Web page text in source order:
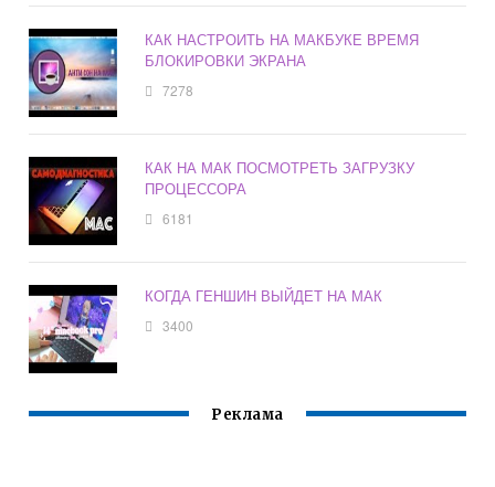
КАК НАСТРОИТЬ НА МАКБУКЕ ВРЕМЯ
БЛОКИРОВКИ ЭКРАНА
7278
КАК НА МАК ПОСМОТРЕТЬ ЗАГРУЗКУ
ПРОЦЕССОРА
6181
КОГДА ГЕНШИН ВЫЙДЕТ НА МАК
3400
Реклама